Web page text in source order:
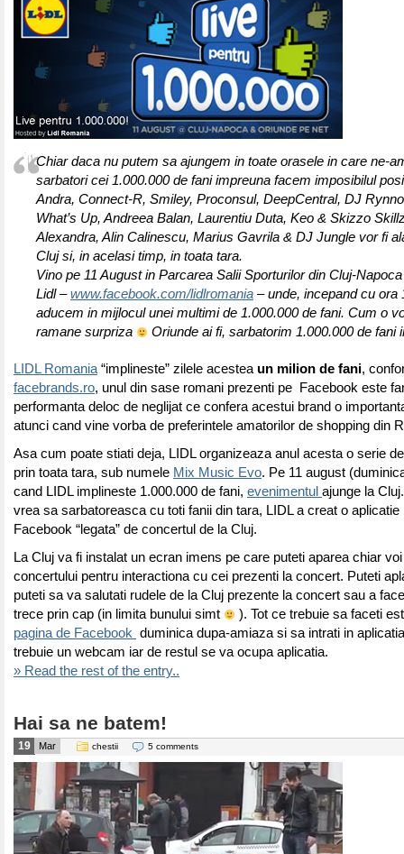
Chiar daca nu putem sa ajungem in toate orasele in care ne-
sarbatori cei 1.000.000 de fani impreuna facem imposibilul
Andra, Connect-R, Smiley, Proconsul, DeepCentral, DJ
What’s Up, Andreea Balan, Laurentiu Duta, Keo & Skizzo
Alexandra, Alin Calinescu, Marius Gavrila & DJ Jungle vor fi
Cluj si, in acelasi timp, in toata tara.
Vino pe 11 August in Parcarea Salii Sporturilor din Cluj-
Lidl –www.facebook.com/lidlromania – unde, incepand cu ora
aducem in mijlocul unei multimi de 1.000.000 de fani. Cum o
ramane surpriza
Oriunde ai fi, sarbatorim 1.000.000 de fani
LIDL Romania “implineste” zilele acestea un milion de fani,
facebrands.ro, unul din sase romani prezenti pe Facebook este
performanta deloc de neglijat ce confera acestui brand o
atunci cand vine vorba de preferintele amatorilor de shopping din
Asa cum poate stiati deja, LIDL organizeaza anul acesta o serie
prin toata tara, sub numele Mix Music Evo. Pe 11 august
cand LIDL implineste 1.000.000 de fani, evenimentul ajunge la
vrea sa sarbatoreasca cu toti fanii din tara, LIDL a creat o aplicatie
Facebook “legata” de concertul de la Cluj.
La Cluj va fi instalat un ecran imens pe care puteti aparea chiar
concertului pentru interactiona cu cei prezenti la concert. Puteti
puteti sa va salutati rudele de la Cluj prezente la concert sau a
trece prin cap (in limita bunului simt
). Tot ce trebuie sa faceti
pagina de Facebook duminica dupa-amiaza si sa intrati in
trebuie un webcam iar de restul se va ocupa aplicatia.
» Read the rest of the entry..
Hai sa ne batem!
19 Mar chestii 5 comments